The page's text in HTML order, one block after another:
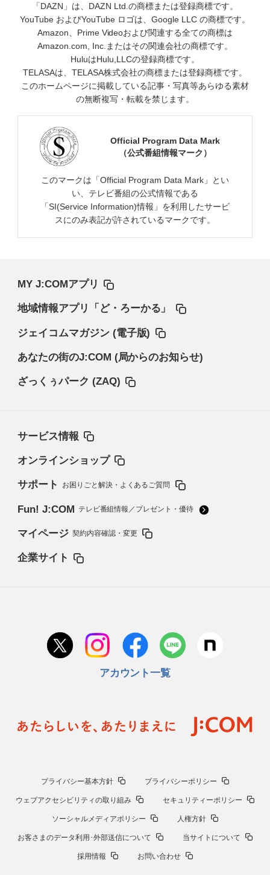
「DAZN」は、DAZN Ltd.の商標または登録商標です。
YouTube およびYouTube ロゴは、Google LLC の商標です。
Amazon、Prime Videoおよび関連する全ての商標は
Amazon.com, Inc.またはその関連会社の商標です。
HuluはHulu,LLCの登録商標です。
TELASAは、TELASA株式会社の商標または登録商標です。
このホームページに掲載している記事・写真等あらゆる素材
の無断複写・転載を禁じます。
Official Program Data Mark
（公式番組情報マーク）
このマークは「Official Program Data Mark」とい
い、テレビ番組の公式情報である
「SI(Service Information)情報」を利用したサービ
スにのみ表記が許されているマークです。
MY J:COMアプリ
地域情報アプリ「ど・ろーかる」
ジェイコムマガジン (電子版)
あなたの街のJ:COM (局からのお知らせ)
ざっくぅパーク (ZAQ)
サービス情報
オンラインショップ
サポート お困りごと解決・よくあるご質問
Fun! J:COM テレビ番組情報／プレゼント・優待
マイページ 契約内容確認・変更
企業サイト
アカウント一覧
プライバシー基本方針 プライバシーポリシー
ウェブアクセシビリティの取り組み セキュリティーポリシー
ソーシャルメディアポリシー 人権方針
お客さまのデータ利用･外部送信について 当サイトについて
採用情報 お問い合わせ